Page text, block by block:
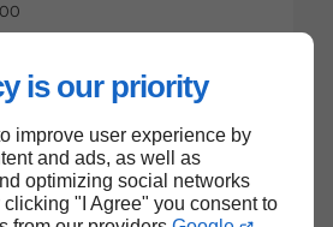
is our priority
improve user experience by
and ads, as well as
optimizing social networks
"I Agree" you consent to
Haut de page